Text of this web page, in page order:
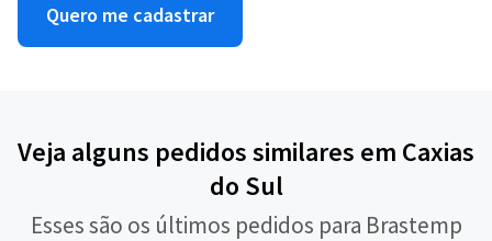
Quero me cadastrar
Veja alguns pedidos similares em Caxias
do Sul
Esses são os últimos pedidos para Brastemp